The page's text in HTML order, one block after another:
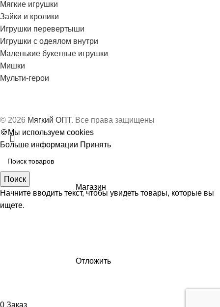
Мягкие игрушки
Зайки и кролики
Игрушки перевертыши
Игрушки с одеялом внутри
Маленькие букетные игрушки
Мишки
Мульти-герои
© 2026 Мягкий ОПТ. Все права защищены
Поиск
Начните вводить текст, чтобы увидеть товары, которые вы
ищете.
🍪Мы используем cookies
Больше информации Принять
Магазин
Отложить
0 Заказ